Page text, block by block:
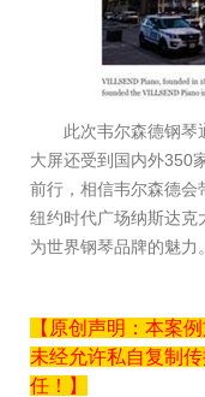
此次韦尔森德钢琴
大屏还受到国内外350
前行，相信韦尔森德会
纽约时代广场纳斯达克
为世界钢琴品牌的魅力。
【原创声明：本案
未经允许私自复制
任！】